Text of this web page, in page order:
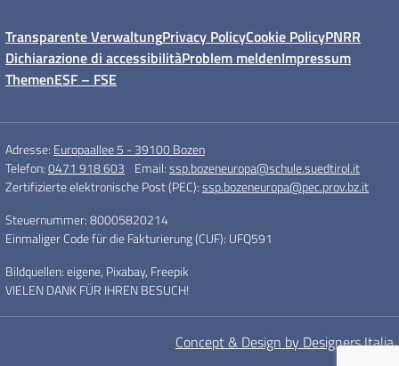
Transparente VerwaltungPrivacy PolicyCookie PolicyPNRR
Dichiarazione di accessibilitàProblem meldenImpressum
ThemenESF – FSE
Adresse: Europaallee 5 - 39100 Bozen
Telefon:0471 918 603 Email:ssp.bozeneuropa@schule.suedtirol.it
Zertifizierte elektronische Post (PEC):ssp.bozeneuropa@pec.prov.bz.it
Steuernummer: 80005820214
Einmaliger Code für die Fakturierung (CUF): UFQ591
Bildquellen: eigene, Pixabay, Freepik
VIELEN DANK FÜR IHREN BESUCH!
Concept & Design by Designers Italia